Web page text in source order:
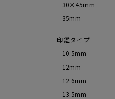
30×45mm
35mm
印鑑タイプ
10.5mm
12mm
12.6mm
13.5mm